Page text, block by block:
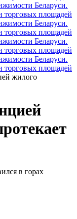
Беларуси.
торговых площадей
Беларуси.
торговых площадей
Беларуси.
торговых площадей
Беларуси.
торговых площадей
жилого
в горах